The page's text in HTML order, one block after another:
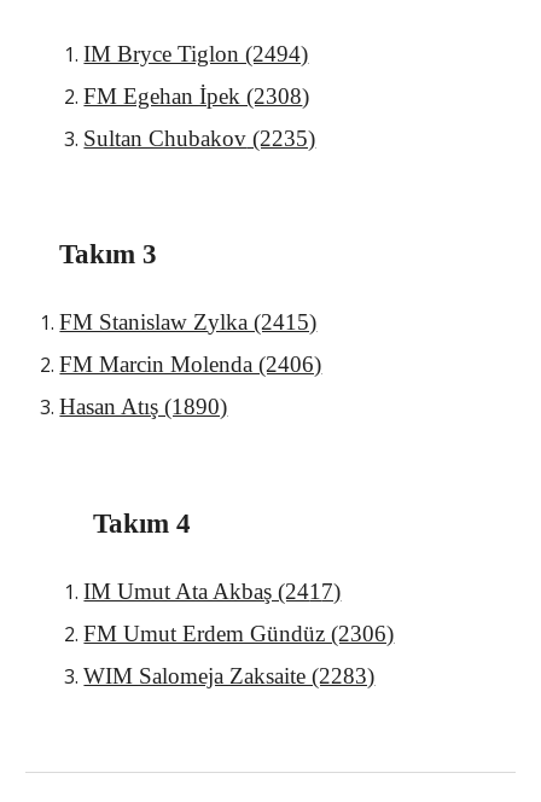
IM Bryce Tiglon (2494)
FM Egehan İpek (2308)
Sultan Chubakov (2235)
Takım 3
FM Stanislaw Zylka (2415)
FM Marcin Molenda (2406)
Hasan Atış (1890)
Takım 4
IM Umut Ata Akbaş (241 7)
FM Umut Erdem Gündüz (2306)
WIM Salomeja Zaksaite (2283)